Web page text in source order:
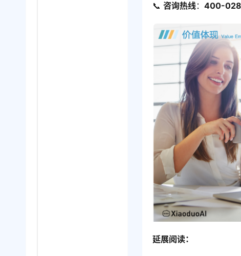
📞 ​咨询热线​：​400-
延展阅读：